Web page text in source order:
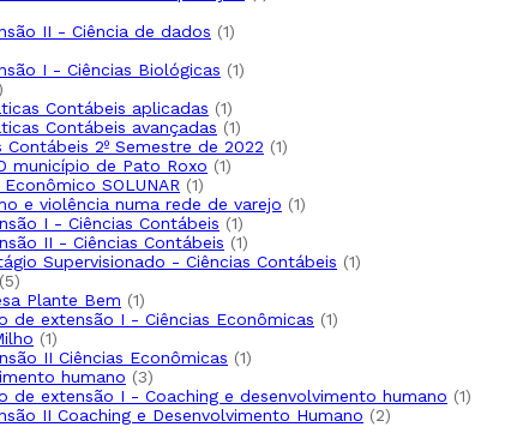
II - Ciência de dados
1
I - Ciências Biológicas
1
Contábeis aplicadas
1
Contábeis avançadas
1
Contábeis 2º Semestre de 2022
1
município de Pato Roxo
1
SOLUNAR
1
e violência numa rede de varejo
1
I - Ciências Contábeis
1
II - Ciências Contábeis
1
Supervisionado - Ciências Contábeis
1
5
Plante Bem
1
de extensão I - Ciências Econômicas
1
1
II Ciências Econômicas
1
humano
3
de extensão I - Coaching e desenvolvimento humano
1
II Coaching e Desenvolvimento Humano
2